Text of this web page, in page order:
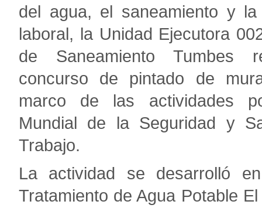
del agua, el saneamiento y la
laboral, la Unidad Ejecutora
de Saneamiento Tumbes
concurso de pintado de
marco de las actividades
Mundial de la Seguridad y
Trabajo.
La actividad se desarrolló
Tratamiento de Agua Potable